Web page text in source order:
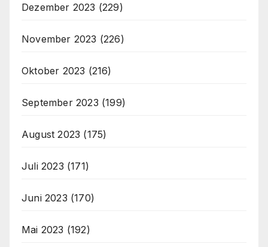
Dezember 2023 (229)
November 2023 (226)
Oktober 2023 (216)
September 2023 (199)
August 2023 (175)
Juli 2023 (171)
Juni 2023 (170)
Mai 2023 (192)